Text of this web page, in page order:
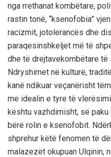
nga rrethanat kombëtare,
rastin tonë, “ksenofobia” vjen
racizmit, jotolerancës dhe
paraqesinshkeljet më të
dhe të drejtavekombëtare të
Ndryshimet në kulturë, traditë
kanë ndikuar veçanërisht të
me idealin e tyre të
kështu vazhdimisht, së paku
bërë rolin e ksenofobit.
shprehur këtë fenomen të
malazezët okupuan Ulqinin,